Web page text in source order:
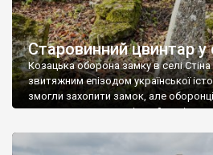
Старовинний цвинтар у
Козацька оборона замку в селі
звитяжним епізодом української
змогли захопити замок, але
поховали на цвинтарі, який тоді
ньому чимало хрестів 19 століття, є